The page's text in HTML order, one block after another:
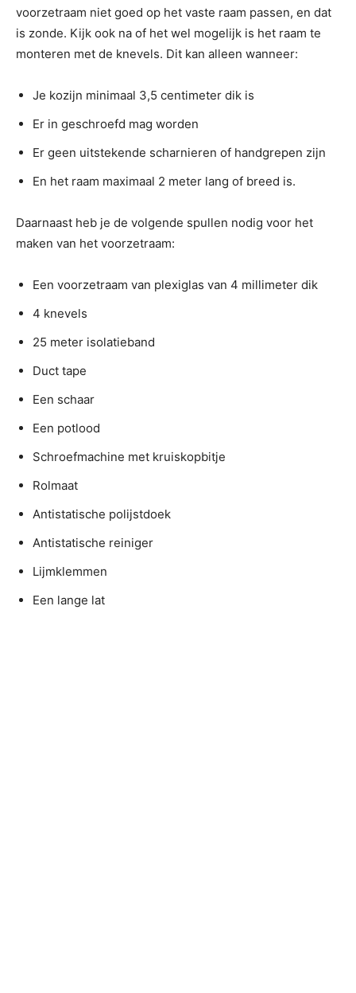
voorzetraam niet goed op het vaste raam passen, en dat
is zonde. Kijk ook na of het wel mogelijk is het raam te
monteren met de knevels. Dit kan alleen wanneer:
Je kozijn minimaal 3,5 centimeter dik is
Er in geschroefd mag worden
Er geen uitstekende scharnieren of handgrepen zijn
En het raam maximaal 2 meter lang of breed is.
Daarnaast heb je de volgende spullen nodig voor het
maken van het voorzetraam:
Een voorzetraam van plexiglas van 4 millimeter dik
4 knevels
25 meter isolatieband
Duct tape
Een schaar
Een potlood
Schroefmachine met kruiskopbitje
Rolmaat
Antistatische polijstdoek
Antistatische reiniger
Lijmklemmen
Een lange lat